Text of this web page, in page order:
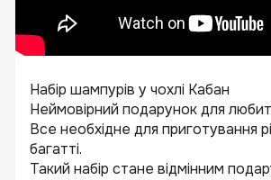
Набір шампурів у чохлі Кабан
Неймовірний подарунок для
Все необхідне для приготування
багатті.
Такий набір стане відмінним